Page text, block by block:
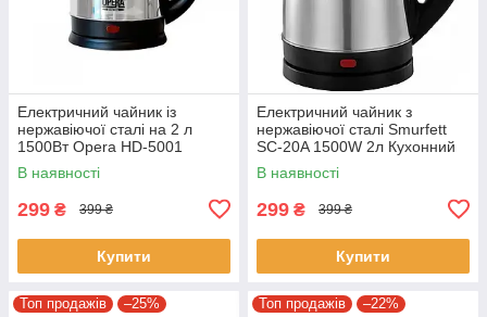
Електричний чайник із
нержавіючої сталі на 2 л
1500Вт Opera HD-5001
Кухонний чайник
В наявності
299 ₴ 399 ₴
Купити
Електричний чайник з
нержавіючої сталі Smurfett
SC-20A 1500W 2л Кухонний
електричний чайник
В наявності
299 ₴ 399 ₴
Купити
Топ продажів –25% Топ продажів –22%